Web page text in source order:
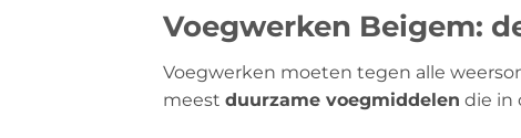
Voegwerken Beigem:
Voegwerken moeten tegen alle
meest duurzame voegmiddelen die in